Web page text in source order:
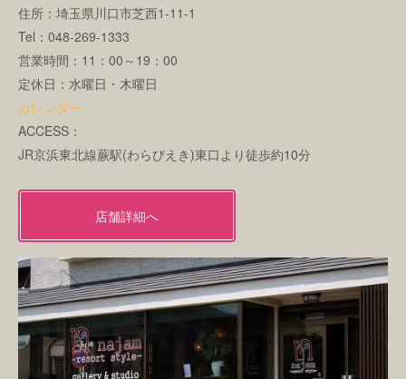
住所：埼玉県川口市芝西1-11-1
Tel：048-269-1333
営業時間：11：00～19：00
定休日：水曜日・木曜日
カレンダー
ACCESS：
JR京浜東北線蕨駅(わらびえき)東口より徒歩約10分
店舗詳細へ